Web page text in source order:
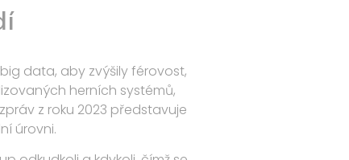
data, aby zvýšily férovost,
herních systémů,
z roku 2023 představuje
úrovni.